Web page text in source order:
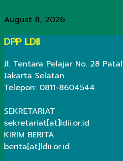
August 8, 2026
DPP LDII
Jl. Tentara Pelajar No. 28
Jakarta Selatan.
Telepon: 0811-8604544
SEKRETARIAT
sekretariat[at]ldii.or.id
KIRIM BERITA
berita[at]ldii.or.id